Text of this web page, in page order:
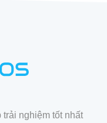
trải nghiệm tốt nhất